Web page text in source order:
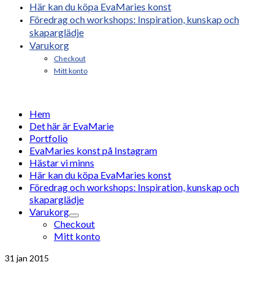
Här kan du köpa EvaMaries konst
Föredrag och workshops: Inspiration, kunskap och
skaparglädje
Varukorg
Checkout
Mitt konto
Hem
Det här är EvaMarie
Portfolio
EvaMaries konst på Instagram
Hästar vi minns
Här kan du köpa EvaMaries konst
Föredrag och workshops: Inspiration, kunskap och
skaparglädje
Varukorg
Checkout
Mitt konto
31 jan 2015